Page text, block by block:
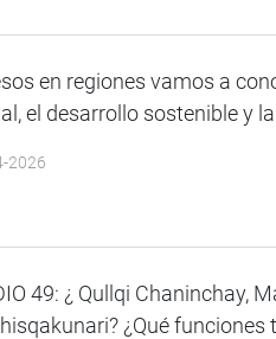
en regiones vamos a
el desarrollo sostenible y
2026
49: ¿ Qullqi Chaninchay,
¿Qué funciones